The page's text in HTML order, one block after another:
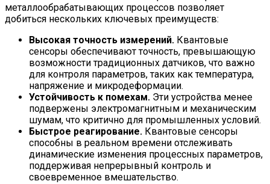
металлообрабатывающих процессов позволяет
добиться нескольких ключевых преимуществ:
Высокая точность измерений. Квантовые
сенсоры обеспечивают точность, превышающую
возможности традиционных датчиков, что важно
для контроля параметров, таких как температура,
напряжение и микродеформации.
Устойчивость к помехам. Эти устройства менее
подвержены электромагнитным и механическим
шумам, что критично для промышленных условий.
Быстрое реагирование. Квантовые сенсоры
способны в реальном времени отслеживать
динамические изменения процессных параметров,
поддерживая непрерывный контроль и
своевременное вмешательство.